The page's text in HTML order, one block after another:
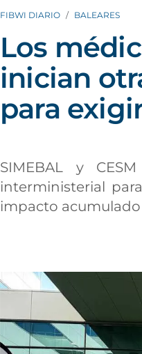
FIBWI DIARIO BALEARES
Los
inician
para
SIMEBAL y
interministerial
impacto acumulado